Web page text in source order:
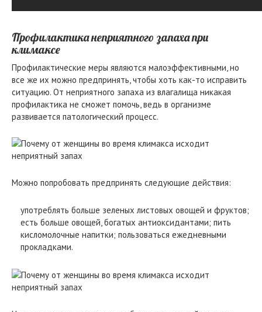
Профилактика неприятного запаха при
климаксе
Профилактические меры являются малоэффективными, но
все же их можно предпринять, чтобы хоть как-то исправить
ситуацию. От неприятного запаха из влагалища никакая
профилактика не сможет помочь, ведь в организме
развивается патологический процесс.
Можно попробовать предпринять следующие действия:
употреблять больше зеленых листовых овощей и фруктов;
есть больше овощей, богатых антиоксидантами; пить
кисломолочные напитки; пользоваться ежедневными
прокладками.